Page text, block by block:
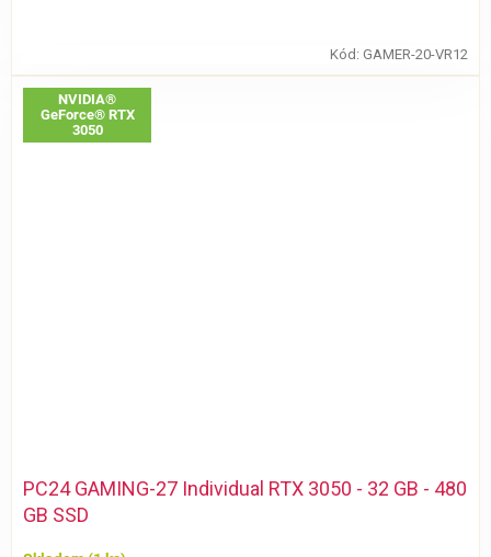
Kód: GAMER-20-VR12
NVIDIA®
GeForce® RTX
3050
PC24 GAMING-27 Individual RTX 3050 - 32 GB - 480
GB SSD